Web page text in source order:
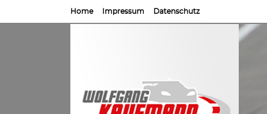
Home Impressum Datenschutz